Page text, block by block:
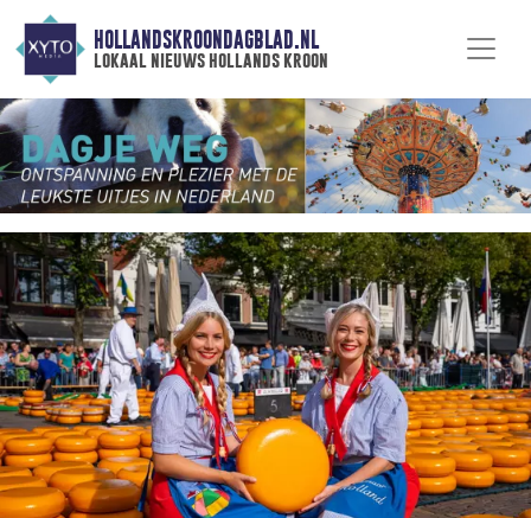
HOLLANDSKROONDAGBLAD.NL
lokaal nieuws hollands kroon